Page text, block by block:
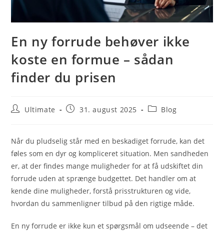
En ny forrude behøver ikke
koste en formue – sådan
finder du prisen
PostUltimate
Post31. august 2025
PostBlog
Når du pludselig står med en beskadiget forrude, kan det
føles som en dyr og kompliceret situation. Men sandheden
er, at der findes mange muligheder for at få udskiftet din
forrude uden at sprænge budgettet. Det handler om at
kende dine muligheder, forstå prisstrukturen og vide,
hvordan du sammenligner tilbud på den rigtige måde.
En ny forrude er ikke kun et spørgsmål om udseende – det